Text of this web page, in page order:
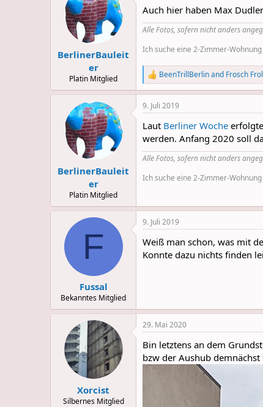
i
o
n
:
BerlinerBauleit
er
Platin Mitglied
Auch hier haben Max
Alle Fotos, sofern nicht anders
Ich suche eine 2-Zimmer-
R
e
a
c
i
o
s
BeenTrillBerlinand Frosch
BerlinerBauleit
er
Platin Mitglied
9. Juli 2019
Laut Berliner Woche
werden. Anfang 2020 soll
Alle Fotos, sofern nicht anders
Ich suche eine 2-Zimmer-
F
Fussal
Bekanntes Mitglied
9. Juli 2019
Weiß man schon, was mit
Konnte dazu nichts finden
Xorcist
Silbernes Mitglied
29. Mai 2020
Bin letztens an dem
bzw der Aushub